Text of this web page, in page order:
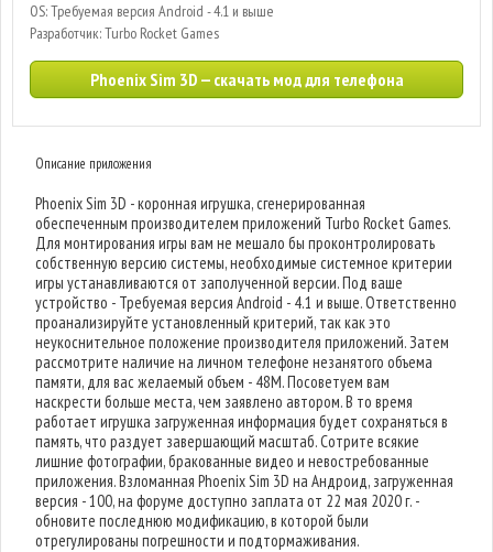
OS: Требуемая версия Android - 4.1 и выше
Разработчик: Turbo Rocket Games
Phoenix Sim 3D — скачать мод для телефона
Описание приложения
Phoenix Sim 3D - коронная игрушка, сгенерированная
обеспеченным производителем приложений Turbo Rocket Games.
Для монтирования игры вам не мешало бы проконтролировать
собственную версию системы, необходимые системное критерии
игры устанавливаются от заполученной версии. Под ваше
устройство - Требуемая версия Android - 4.1 и выше. Ответственно
проанализируйте установленный критерий, так как это
неукоснительное положение производителя приложений. Затем
рассмотрите наличие на личном телефоне незанятого объема
памяти, для вас желаемый объем - 48M. Посоветуем вам
наскрести больше места, чем заявлено автором. В то время
работает игрушка загруженная информация будет сохраняться в
память, что раздует завершающий масштаб. Сотрите всякие
лишние фотографии, бракованные видео и невостребованные
приложения. Взломанная Phoenix Sim 3D на Андроид, загруженная
версия - 100, на форуме доступно заплата от 22 мая 2020 г. -
обновите последнюю модификацию, в которой были
отрегулированы погрешности и подтормаживания.